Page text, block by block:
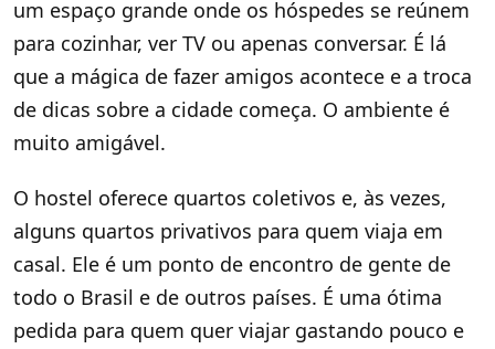
um espaço grande onde os hóspedes se reúnem
para cozinhar, ver TV ou apenas conversar. É lá
que a mágica de fazer amigos acontece e a troca
de dicas sobre a cidade começa. O ambiente é
muito amigável.
O hostel oferece quartos coletivos e, às vezes,
alguns quartos privativos para quem viaja em
casal. Ele é um ponto de encontro de gente de
todo o Brasil e de outros países. É uma ótima
pedida para quem quer viajar gastando pouco e